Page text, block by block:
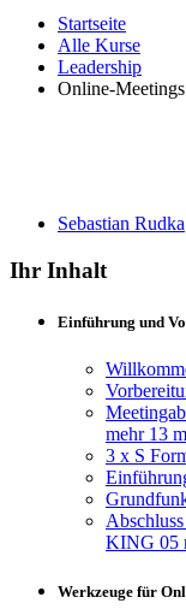
Startseite
Alle Kurse
Leadership
Online-
Sebastian Rudka
Ihr Inhalt
Einführung und
mehr 13
3 x S
KING 05
Werkzeuge für